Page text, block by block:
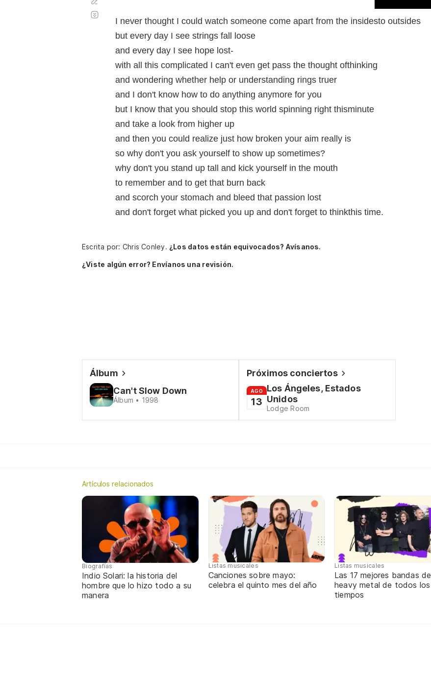
I never thought I could watch someone come apart from the insidesto outsides
but every day I see strings fall loose
and every day I see hope lost-
with all this complicated I can't even get pass the thought ofthinking
and wondering whether help or understanding rings truer
and I don't know how to do anything anymore for you
but I know that you should stop this world spinning right thisminute
and take a look from higher up
and then you could realize just how broken your aim really is
so why don't you ask yourself to show up sometimes?
why don't you stand up tall and kick yourself in the mouth
to remember and to get that burn back
and scorch your stomach and bleed that passion lost
and don't forget what picked you up and don't forget to thinkthis time.
automático
Escrita por: Chris Conley. ¿Los datos están equivocados? Avísanos.
¿Viste algún error? Envíanos una revisión.
Álbum
Can't Slow Down
Álbum • 1998
Próximos conciertos
AGO
13
Los Ángeles, Estados
Unidos
Lodge Room
Artículos relacionados
Biografías
Indio Solari: la historia del
hombre que lo hizo todo a su
manera
Listas musicales
Canciones sobre mayo:
celebra el quinto mes del año
Listas musicales
Las 17 mejores bandas de
heavy metal de todos los
tiempos